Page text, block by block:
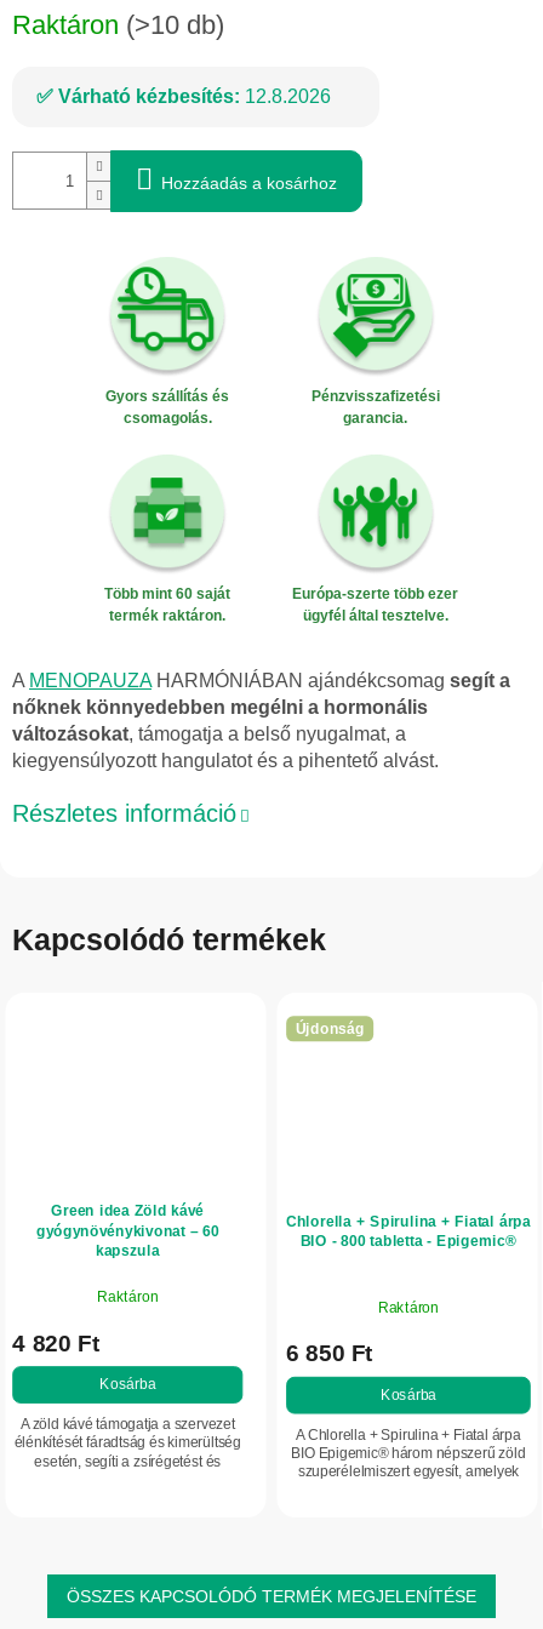
Raktáron (>10 db)
Várható kézbesítés: 12.8.2026
Hozzáadás a kosárhoz
Gyors szállítás és
csomagolás.
Pénzvisszafizetési
garancia.
Több mint 60 saját
termék raktáron.
Európa-szerte több ezer
ügyfél által tesztelve.
A MENOPAUZAHARMÓNIÁBAN ajándékcsomag segít a
nőknek könnyedebben megélni a hormonális
változásokat, támogatja a belső nyugalmat, a
kiegyensúlyozott hangulatot és a pihentető alvást.
Részletes információ
Kapcsolódó termékek
Green idea Zöld kávé
gyógynövénykivonat – 60
kapszula
Raktáron
4 820 Ft
Kosárba
A zöld kávé támogatja a szervezet
élénkítését fáradtság és kimerültség
esetén, segíti a zsírégetést és
Újdonság
Chlorella + Spirulina + Fiatal árpa
BIO - 800 tabletta - Epigemic®
Raktáron
6 850 Ft
Kosárba
A Chlorella + Spirulina + Fiatal árpa
BIO Epigemic® három népszerű zöld
szuperélelmiszert egyesít, amelyek
ÖSSZES KAPCSOLÓDÓ TERMÉK MEGJELENÍTÉSE